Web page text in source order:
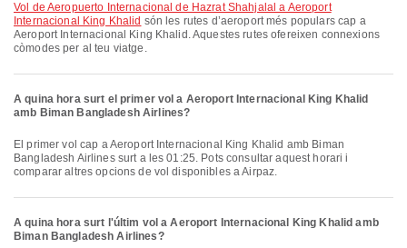
vol de Aeropuerto Internacional de Hazrat Shahjalal a Aeroport
Internacional King Khalid són les rutes d’aeroport més populars cap a
Aeroport Internacional King Khalid. Aquestes rutes ofereixen connexions
còmodes per al teu viatge.
A quina hora surt el primer vol a Aeroport Internacional King Khalid
amb Biman Bangladesh Airlines?
El primer vol cap a Aeroport Internacional King Khalid amb Biman
Bangladesh Airlines surt a les 01:25. Pots consultar aquest horari i
comparar altres opcions de vol disponibles a Airpaz.
A quina hora surt l'últim vol a Aeroport Internacional King Khalid amb
Biman Bangladesh Airlines?